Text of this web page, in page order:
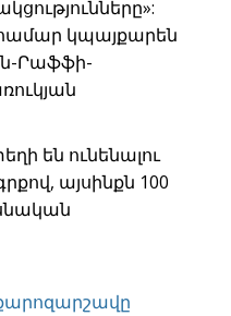
կպայքարեն
Րաֆֆի-
են ունենալու
այսինքն 100